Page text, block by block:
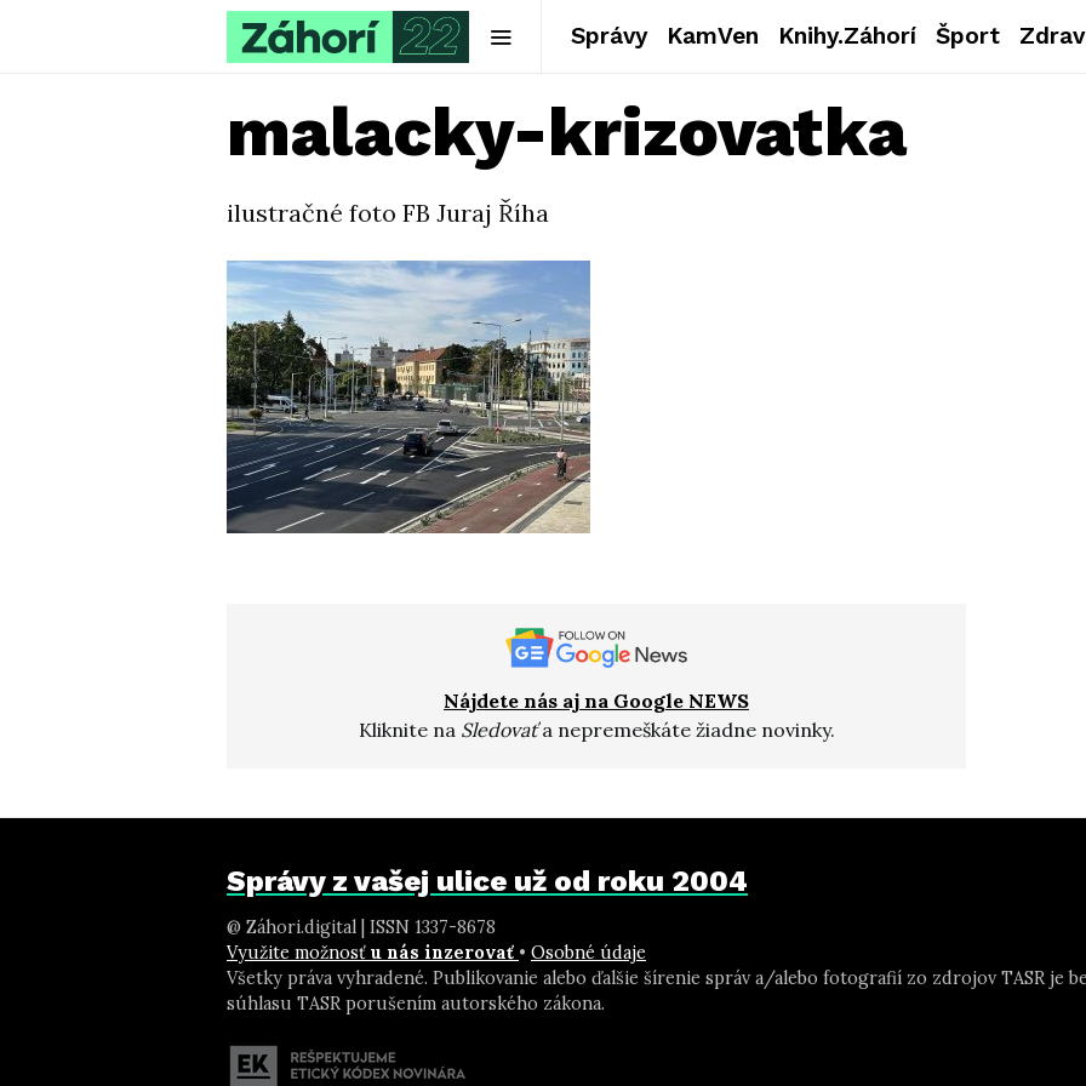
Správy KamVen Knihy.Záhorí Šport
malacky-krizovatka
ilustračné foto FB Juraj Říha
Nájdete nás aj na Google NEWS
Kliknite na Sledovaťa nepremeškáte žiadne novinky.
Správy z vašej ulice už od roku 2004
@ Záhori.digital | ISSN 1337-8678
Využite možnosť u nás inzerovať • Osobné údaje
Všetky práva vyhradené. Publikovanie alebo ďalšie šírenie správ a/alebo fotografií zo zdrojov TASR je
súhlasu TASR porušením autorského zákona.